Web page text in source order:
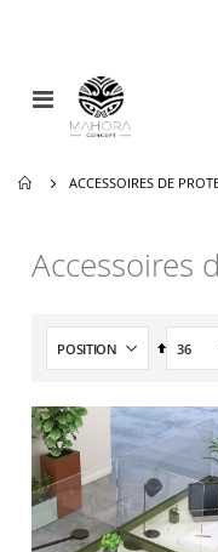
Affichage
navigation
ACCESSOIRES DE
Accessoires
Par
ordre